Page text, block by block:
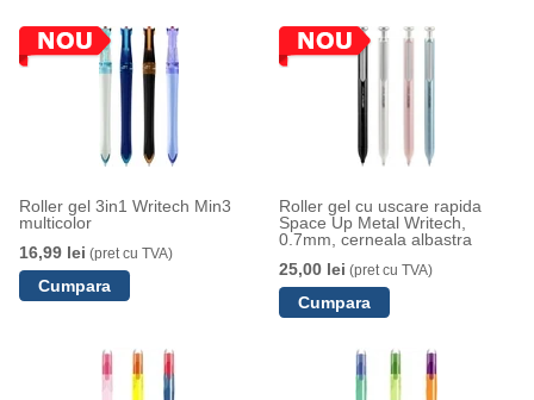
Roller gel 3in1 Writech Min3
multicolor
16,99 lei (pret cu TVA)
Roller gel cu uscare rapida
Space Up Metal Writech,
0.7mm, cerneala albastra
25,00 lei (pret cu TVA)